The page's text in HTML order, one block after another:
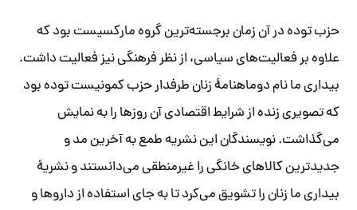
حزب توده در آن زمان برجسته‌ترین گروه مارکسیست بود که
علاوه بر فعالیت‌های سیاسی، از نظر فرهنگی نیز فعالیت داشت.
بیداری ما نام دوماهنامۀ زنان طرفدار حزب کمونیست توده بود
که تصویری زنده از شرایط اقتصادی آن روزها را به نمایش
می‌گذاشت. نویسندگان این نشریه طمع به آخرین مد و
جدیدترین کالاهای خانگی را غیرمنطقی می‌دانستند و نشریۀ
بیداری ما زنان را تشویق می‌کرد تا به جای استفاده از داروها و